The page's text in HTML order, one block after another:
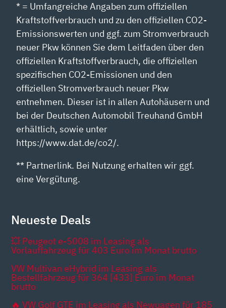
* = Umfangreiche Angaben zum offiziellen
Kraftstoffverbrauch und zu den offiziellen CO2-
Emissionswerten und ggf. zum Stromverbrauch
neuer Pkw können Sie dem Leitfaden über den
offiziellen Kraftstoffverbrauch, die offiziellen
spezifischen CO2-Emissionen und den
offiziellen Stromverbrauch neuer Pkw
entnehmen. Dieser ist in allen Autohäusern und
bei der Deutschen Automobil Treuhand GmbH
erhältlich, sowie unter
https://www.dat.de/co2/.
** Partnerlink. Bei Nutzung erhalten wir ggf.
eine Vergütung.
Neueste Deals
💥 Peugeot e-5008 im Leasing als
Vorlauffahrzeug für 403 Euro im Monat brutto
VW Multivan eHybrid im Leasing als
Bestellfahrzeug für 364 [433] Euro im Monat
brutto
🔥 VW Golf GTE im Leasing als Newuagen für 185